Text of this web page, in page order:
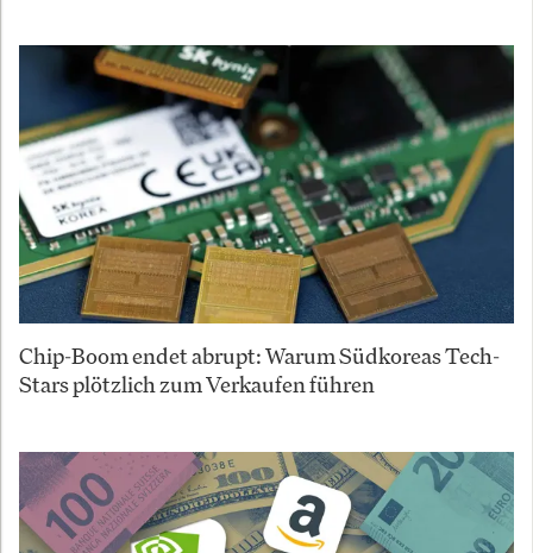
Chip-Boom endet abrupt: Warum Südkoreas Tech-
Stars plötzlich zum Verkaufen führen